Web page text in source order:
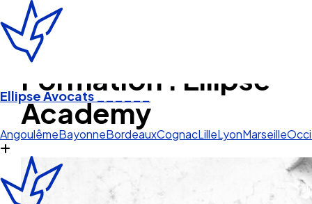
Ellipse Avocats______
Angoulêm
Angoulême
Formation : Ellipse
Academy